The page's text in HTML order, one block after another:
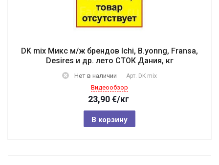
DK mix Микс м/ж брендов Ichi, B.yonng, Fransa,
Desires и др. лето СТОК Дания, кг
Нет в наличии Арт. DK mix
Видеообзор
23,90€/кг
В корзину